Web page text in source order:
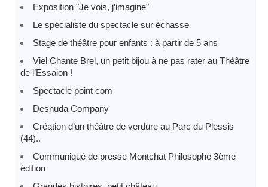
Exposition "Je vois, j’imagine"
Le spécialiste du spectacle sur échasse
Stage de théâtre pour enfants : à partir de 5 ans
Viel Chante Brel, un petit bijou à ne pas rater au Théâtre
de l’Essaion !
Spectacle point com
Desnuda Company
Création d’un théâtre de verdure au Parc du Plessis
(44)..
Communiqué de presse Montchat Philosophe 3ème
édition